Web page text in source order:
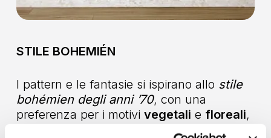
STILE BOHEMIÉN
I pattern e le fantasie si ispirano allo stile
bohémien degli anni ’70, con una
preferenza per i motivi vegetali e floreali,
mentre i pattern geometrici e le fantasie di